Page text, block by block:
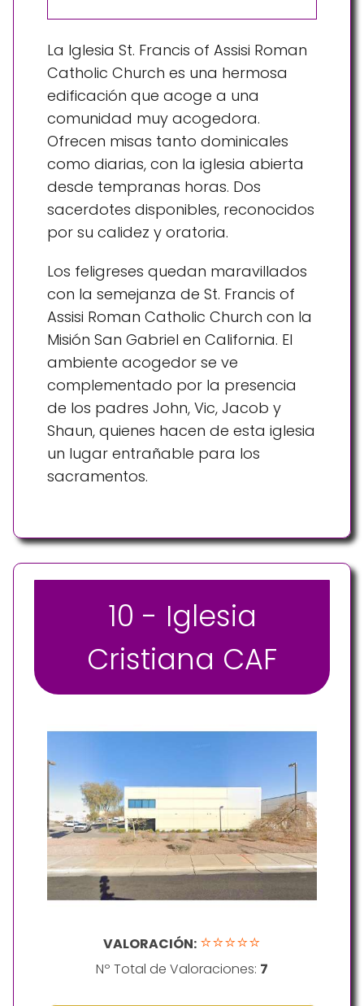
La Iglesia St. Francis of Assisi Roman
Catholic Church es una hermosa
edificación que acoge a una
comunidad muy acogedora.
Ofrecen misas tanto dominicales
como diarias, con la iglesia abierta
desde tempranas horas. Dos
sacerdotes disponibles, reconocidos
por su calidez y oratoria.
Los feligreses quedan maravillados
con la semejanza de St. Francis of
Assisi Roman Catholic Church con la
Misión San Gabriel en California. El
ambiente acogedor se ve
complementado por la presencia
de los padres John, Vic, Jacob y
Shaun, quienes hacen de esta iglesia
un lugar entrañable para los
sacramentos.
10 - Iglesia
Cristiana CAF
VALORACIÓN: ⭐⭐⭐⭐⭐
Nº Total de Valoraciones: 7